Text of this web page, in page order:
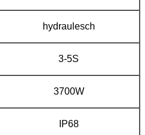
hydraulesch
3-5S
3700W
IP68